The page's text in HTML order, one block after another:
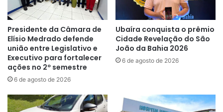
Presidente da Câmara de
Elísio Medrado defende
união entre Legislativo e
Executivo para fortalecer
ações no 2º semestre
6 de agosto de 2026
Ubaíra conquista o prêmio
Cidade Revelação do São
João da Bahia 2026
6 de agosto de 2026